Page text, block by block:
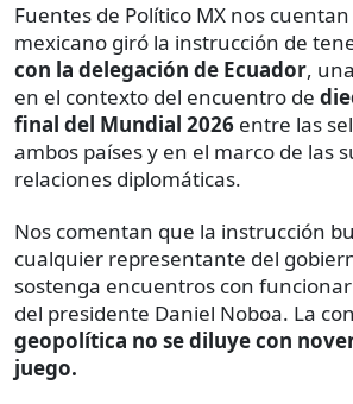
Fuentes de Político MX nos
mexicano giró la instrucción de
con la delegación de Ecuador,
en el contexto del encuentro de
final del Mundial 2026 entre las
ambos países y en el marco de las
relaciones diplomáticas.
Nos comentan que la instrucción
cualquier representante del
sostenga encuentros con
del presidente Daniel Noboa. La
geopolítica no se diluye con
juego.